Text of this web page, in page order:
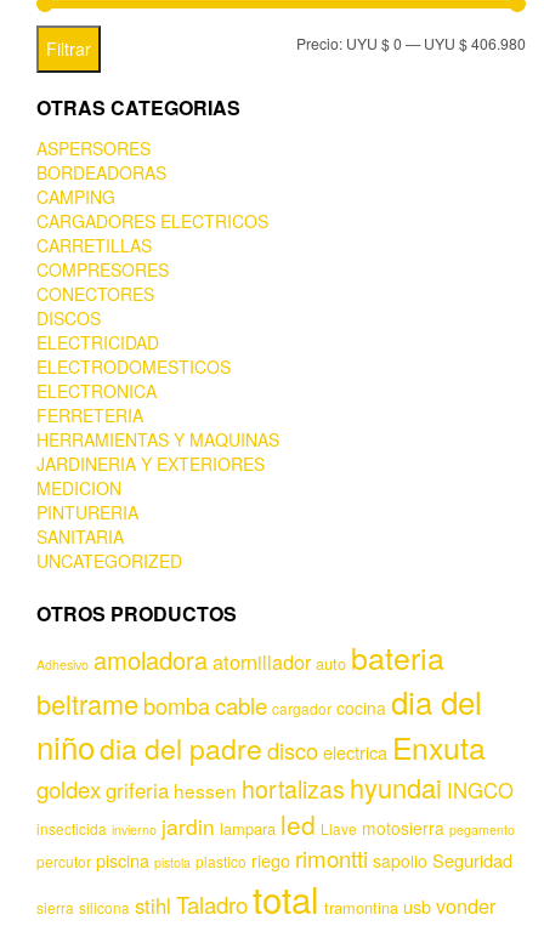
Filtrar Precio: UYU $ 0—UYU $ 406.980
OTRAS CATEGORIAS
ASPERSORES
BORDEADORAS
CAMPING
CARGADORES ELECTRICOS
CARRETILLAS
COMPRESORES
CONECTORES
DISCOS
ELECTRICIDAD
ELECTRODOMESTICOS
ELECTRONICA
FERRETERIA
HERRAMIENTAS Y MAQUINAS
JARDINERIA Y EXTERIORES
MEDICION
PINTURERIA
SANITARIA
UNCATEGORIZED
OTROS PRODUCTOS
Adhesivo amoladoraatornillador auto bateria
beltramebombacable cargador cocina dia del
niñodia del padrediscoelectrica Enxuta
goldexgriferia hessen hortalizas hyundai INGCO
insecticida invierno jardin lampara led Llave motosierra pegamento
percutor piscina pistola plastico riego rimontti sapolio Seguridad
sierra silicona stihl Taladrototal tramontina usbvonder